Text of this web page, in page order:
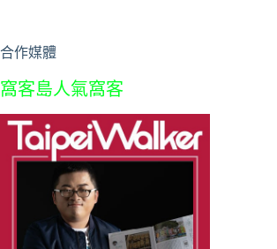
合作媒體
窩客島人氣窩客